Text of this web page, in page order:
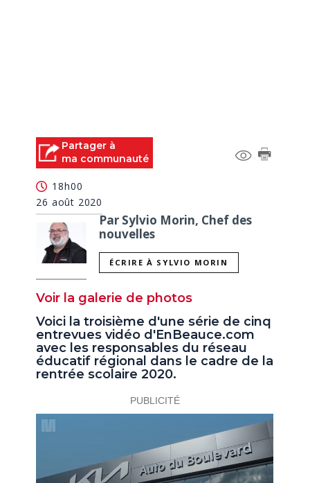
Partager à
ma communauté
18h00
26 août 2020
Par Sylvio Morin, Chef des
nouvelles
ÉCRIRE À SYLVIO MORIN
Voir la galerie de photos
Voici la troisième d'une série de cinq
entrevues vidéo d'EnBeauce.com
avec les responsables du réseau
éducatif régional dans le cadre de la
rentrée scolaire 2020.